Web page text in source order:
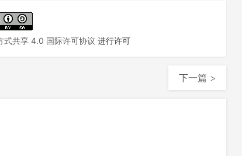
式共享 4.0 国际许可协议 进行许可
下一篇 >